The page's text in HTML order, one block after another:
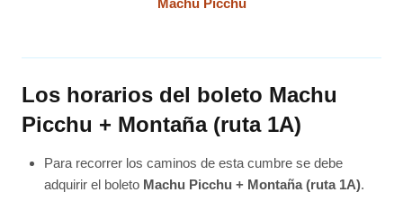
Machu Picchu
Los horarios del boleto Machu
Picchu + Montaña (ruta 1A)
Para recorrer los caminos de esta cumbre se debe
adquirir el boleto Machu Picchu + Montaña (ruta 1A).